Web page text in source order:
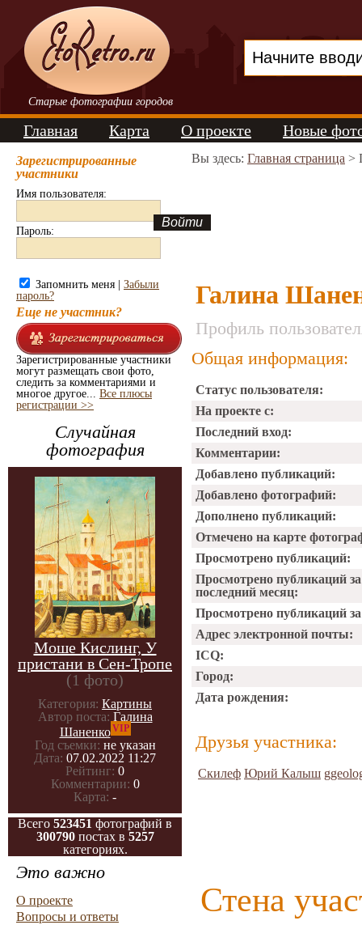
Старые фотографии городов
Главная Карта О проекте Новые
Зарегистрированные
участники
Имя пользователя:
Пароль:
Запомнить меня | Забыли
пароль?
Еще не участник?
Зарегистрированные участники
могут размещать свои фото,
следить за комментариями и
многое другое... Все плюсы
регистрации >>
Случайная
фотография
Моше Кислинг, У
пристани в Сен-Тропе
(1 фото)
Категория: Картины
Автор поста: Галина
ШаненкоVIP
Год съемки: не указан
Дата: 07.02.2022 11:27
Рейтинг: 0
Комментарии: 0
Карта: -
Всего 523451 фотографий в
300790постах в 5257
категориях.
Это важно
О проекте
Вопросы и ответы
Вы здесь: Главная страница >
Галина
Профиль
Общая информация:
Статус пользователя:
На проекте с:
Последний вход:
Комментарии:
Добавлено публикаций:
Добавлено фотографий:
Дополнено публикаций:
Отмечено на карте
Просмотрено публикаций:
Просмотрено публикаций за
последний месяц:
Просмотрено публикаций за
Адрес электронной почты:
ICQ:
Город:
Дата рождения:
Друзья участника:
Скилеф Юрий Калыш
Стена